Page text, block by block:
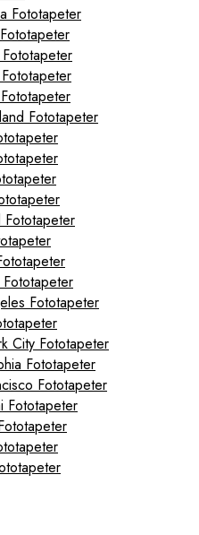
Fototapeter
Fototapeter
Fototapeter
Fototapeter
City Fototapeter
Fototapeter
Fototapeter
Fototapeter